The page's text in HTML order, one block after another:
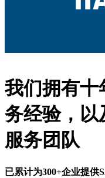
我们拥有十
务经验，以
服务团队
已累计为300+企业提供